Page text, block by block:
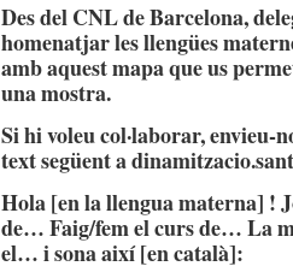
Des del CNL de Barcelona,
homenatjar les llengües
amb aquest mapa que us
una mostra.
Si hi voleu col·laborar, envieu-
text següent a
Hola [en la llengua materna] !
de… Faig/fem el curs de… La
el… i sona així [en català]: